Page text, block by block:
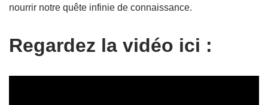
nourrir notre quête infinie de connaissance.
Regardez la vidéo ici :